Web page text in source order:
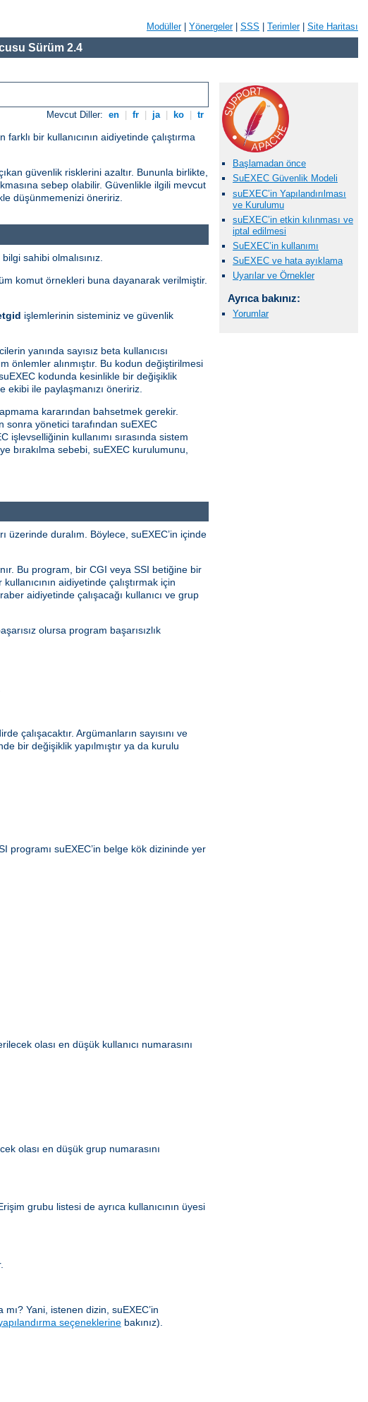
Modüller| Yönergeler| SSS Terimler| Site Haritası
Sürüm 2.4
Mevcut Diller: en fr ja ko tr
farklı bir kullanıcının aidiyetinde çalıştırma
güvenlik risklerini azaltır. Bununla birlikte,
sebep olabilir. Güvenlikle ilgili mevcut
düşünmemenizi öneririz.
Başlamadan önce
SuEXEC Güvenlik Modeli
suEXEC’in Yapılandırılması
ve Kurulumu
suEXEC’in etkin kılınması ve
iptal edilmesi
SuEXEC’in kullanımı
SuEXEC ve hata ayıklama
Uyarılar ve Örnekler
Ayrıca bakınız:
Yorumlar
sahibi olmalısınız.
komut örnekleri buna dayanarak verilmiştir.
işlemlerinin sisteminiz ve güvenlik
yanında sayısız beta kullanıcısı
önlemler alınmıştır. Bu kodun değiştirilmesi
kodunda kesinlikle bir değişiklik
ekibi ile paylaşmanızı öneririz.
kararından bahsetmek gerekir.
sonra yönetici tarafından suEXEC
kullanımı sırasında sistem
bırakılma sebebi, suEXEC kurulumunu,
üzerinde duralım. Böylece, suEXEC’in içinde
Bu program, bir CGI veya SSI betiğine bir
aidiyetinde çalıştırmak için
aidiyetinde çalışacağı kullanıcı ve grup
olursa program başarısızlık
çalışacaktır. Argümanların sayısını ve
bir değişiklik yapılmıştır ya da kurulu
programı suEXEC’in belge kök dizininde yer
olası en düşük kullanıcı numarasını
olası en düşük grup numarasını
grubu listesi de ayrıca kullanıcının üyesi
Yani, istenen dizin, suEXEC’in
seçeneklerine bakınız).